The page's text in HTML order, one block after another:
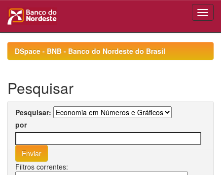
navigationDSpace - BNB - Banco do Nordeste do Brasil
Pesquisar
Pesquisar:
por
Filtros correntes: